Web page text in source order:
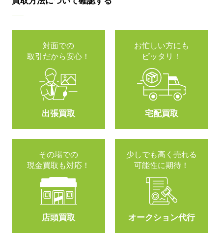
対面での
取引だから安心！
出張買取
お忙しい方にも
ピッタリ！
宅配買取
その場での
現金買取も対応！
店頭買取
少しでも高く売れる
可能性に期待！
オークション代行